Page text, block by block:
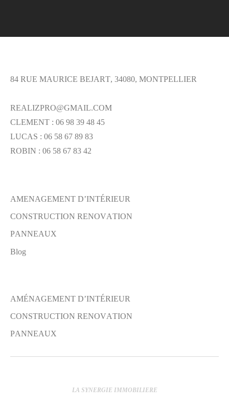
84 RUE MAURICE BEJART, 34080, MONTPELLIER
REALIZPRO@GMAIL.COM
CLEMENT : 06 98 39 48 45
LUCAS : 06 58 67 89 83
ROBIN : 06 58 67 83 42
AMENAGEMENT D’INTÉRIEUR
CONSTRUCTION RENOVATION
PANNEAUX
Blog
AMÉNAGEMENT D’INTÉRIEUR
CONSTRUCTION RENOVATION
PANNEAUX
LA SYNERGIE IMMOBILIERE